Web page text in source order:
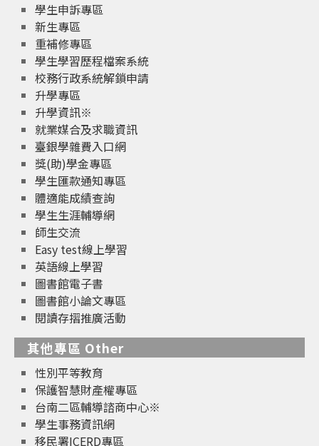
學生申訴專區
新生專區
重補修專區
學生學習歷程檔案系統
校務行政系統解鎖申請
升學專區
升學資訊※
就業媒合及求職資訊
臺銀學雜費入口網
獎(助)學金專區
學生匯款通知專區
體適能成績查詢
學生生涯輔導網
師生交流
Easy test線上學習
英語線上學習
圖書館電子書
圖書館小論文專區
閱讀存摺推廣活動
其他專區 Other
性別平等教育
保護智慧財產權專區
台南二區輔導諮商中心※
學生事務資訊網
移民署ICERD專區